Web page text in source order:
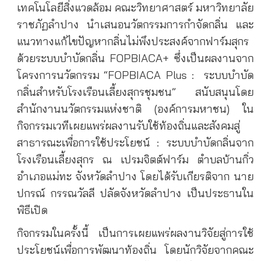
เทคโนโลยีสิ่งแวดล้อม คณะวิทยาศาสตร์ มหาวิทยาลัย
ราชภัฏลำปาง นำเสนอนวัตกรรมการกำจัดกลิ่น และ
แนวทางแก้ไขปัญหากลิ่นไม่พึงประสงค์จากฟาร์มสุกร
ด้วยระบบบำบัดกลิ่น FOPBIACA+ ซึ่งเป็นผลงานจาก
โครงการนวัตกรรม “FOPBIACA Plus :
ระบบบำบัด
กลิ่นสำหรับโรงเรือนเลี้ยงสุกรชุมชน” สนับสนุนโดย
สำนักงานนวัตกรรมแห่งชาติ (องค์การมหาชน) ใน
กิจกรรมเวทีเผยแพร่ผลงานรับใช้ท้องถิ่นและสังคมสู่
สาธารณะเพื่อการใช้ประโยชน์ : ระบบบำบัดกลิ่นจาก
โรงเรือนเลี้ยงสุกร ณ เปรมจิตต์ฟาร์ม ตำบลบ้านกิ่ว
อำเภอแม่ทะ จังหวัดลำปาง โดยได้รับเกียรติจาก นาย
ปกรณ์ กรรณวัลลี ปลัดจังหวัดลำปาง เป็นประธานใน
พิธีเปิด
กิจกรรมในครั้งนี้ เป็นการเผยแพร่ผลงานวิจัยสู่การใช้
ประโยชน์เพื่อการพัฒนาท้องถิ่น โดยนักวิจัยจากคณะ